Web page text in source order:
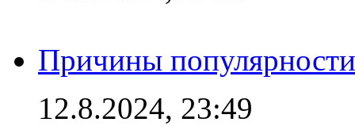
Причины
12.8.2024, 23:49